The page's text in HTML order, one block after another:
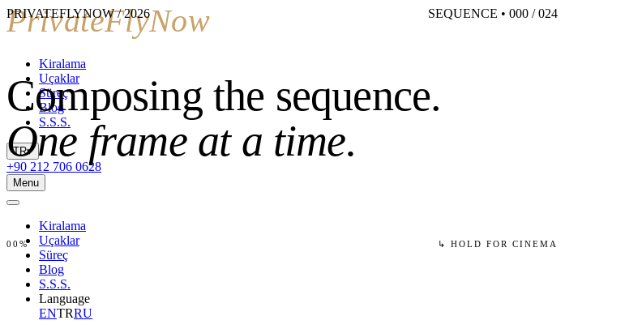
PRIVATEFLYNOW / 2026 SEQUENCE • 000 /024
Composing the sequence.
One frame at a time.
00 % ↳ HOLD FOR CINEMA
Kiralama
Uçaklar
Süreç
Blog
S.S.S.
TR▾
+90 212 706 0628
Menu
Kiralama
Uçaklar
Süreç
Blog
S.S.S.
Language
ENTRRU